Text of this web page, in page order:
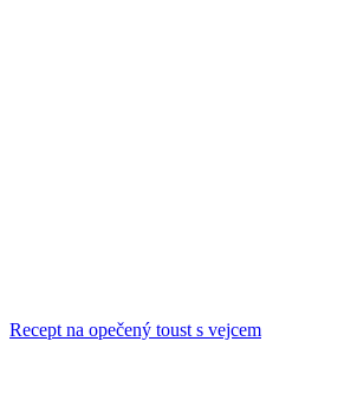
Recept na opečený toust s vejcem